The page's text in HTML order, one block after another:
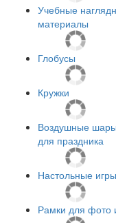
Учебные
материалы
Глобусы
Кружки
Воздушные
для праздника
Настольные
Рамки для фото